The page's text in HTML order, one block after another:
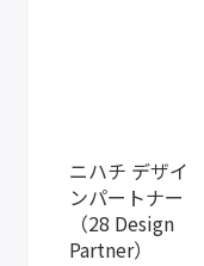
ニハチ デザイ
ンパートナー
（28 Design
Partner）